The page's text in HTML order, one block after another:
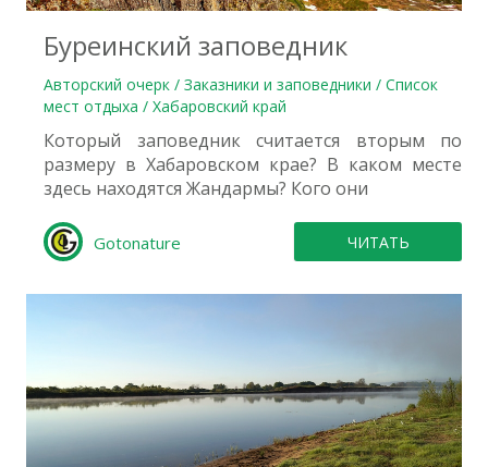
Буреинский заповедник
Авторский очерк / Заказники и заповедники / Список
мест отдыха / Хабаровский край
Который заповедник считается вторым по
размеру в Хабаровском крае? В каком месте
здесь находятся Жандармы? Кого они
Gotonature ЧИТАТЬ